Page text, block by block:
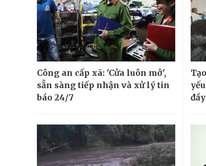
Công an cấp xã: 'Cửa luôn mở',
sẵn sàng tiếp nhận và xử lý tin
báo 24/7